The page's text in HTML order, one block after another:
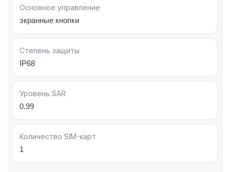
автономность.
Основное управление
экранные кнопки
Степень защиты
IP68
Уровень SAR
0.99
Количество SIM-карт
1